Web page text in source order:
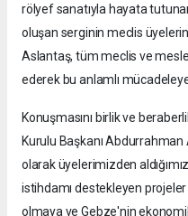
rölyef sanatıyla hayata
oluşan serginin meclis
Aslantaş, tüm meclis ve
ederek bu anlamlı
Konuşmasını birlik ve
Kurulu Başkanı
olarak üyelerimizden
istihdamı destekleyen
olmaya ve Gebze'nin